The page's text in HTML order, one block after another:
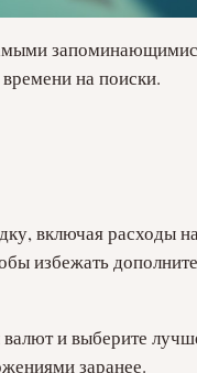
на поиски.
включая расходы
избежать
и выберите
заранее.